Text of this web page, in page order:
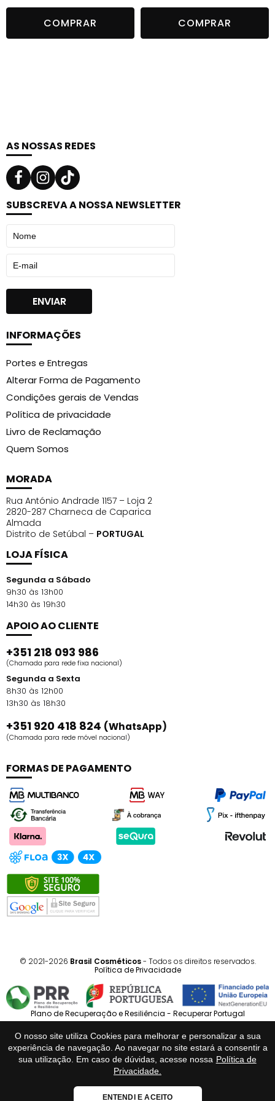
O nosso site utiliza Cookies para melhorar e personalizar a sua
experiência de navegação. Ao navegar no site estará a consentir a
sua utilização. Em caso de dúvidas, acesse nossa Política de
Privacidade.
ENTENDI E ACEITO
Resultado:
Cabelos com cachos bem definidos, macios,
brilhantes e livres de frizz, com movimento natural
COMPRAR COMPRAR
AS NOSSAS REDES
SUBSCREVA A NOSSA NEWSLETTER
INFORMAÇÕES
Portes e Entregas
Alterar Forma de Pagamento
Condições gerais de Vendas
Política de privacidade
Livro de Reclamação
Quem Somos
MORADA
Rua António Andrade 1157 – Loja 2
2820-287 Charneca de Caparica
Almada
Distrito de Setúbal – PORTUGAL
LOJA FÍSICA
Segunda a Sábado
9h30 às 13h00
14h30 às 19h30
APOIO AO CLIENTE
+351 218 093 986
(Chamada para rede fixa nacional)
Segunda a Sexta
8h30 às 12h00
13h30 às 18h30
+351 920 418 824 (WhatsApp)
(Chamada para rede móvel nacional)
FORMAS DE PAGAMENTO
© 2021-2026 Brasil Cosméticos- Todos os direitos reservados.
Política de Privacidade
Plano de Recuperação e Resiliência - Recuperar Portugal
Português Español